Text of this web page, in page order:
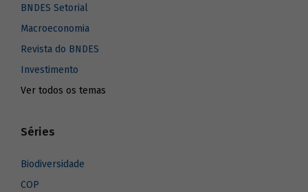
BNDES Setorial
Macroeconomia
Revista do BNDES
Investimento
Ver todos os temas
Séries
Biodiversidade
COP